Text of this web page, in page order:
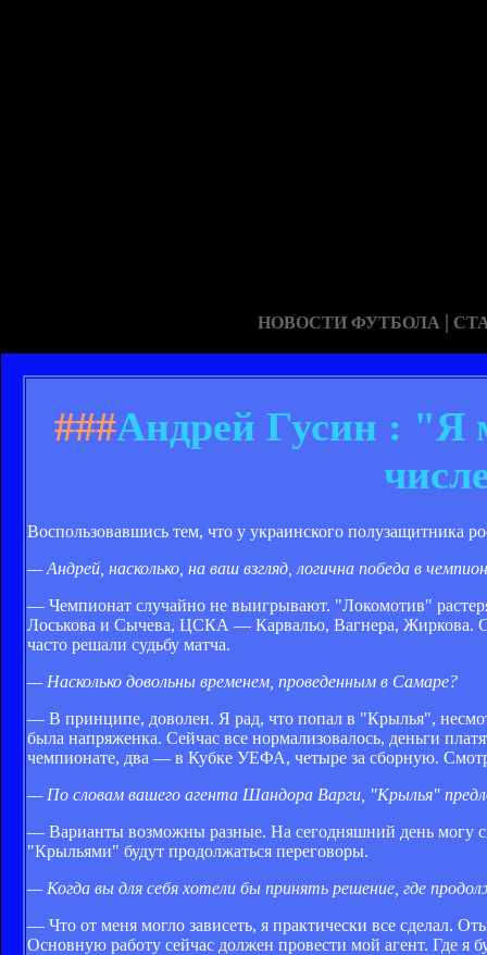
НОВОСТИ ФУТБОЛА |
###Андрей Гусин : "Я
Воспользовавшись тем, что у украинского полузащитника
— Андрей, насколько, на ваш взгляд, логична победа в
— Чемпионат случайно не выигрывают. "Локомотив"
Лоськова и Сычева, ЦСКА — Карвальо, Вагнера, Жиркова.
часто решали судьбу матча.
— Насколько довольны временем, проведенным в Самаре?
— В принципе, доволен. Я рад, что попал в "Крылья",
была напряженка. Сейчас все нормализовалось, деньги
чемпионате, два — в Кубке УЕФА, четыре за сборную.
— По словам вашего агента Шандора Варги, "Крылья"
— Варианты возможны разные. На сегодняшний день могу
"Крыльями" будут продолжаться переговоры.
— Когда вы для себя хотели бы принять решение, где
— Что от меня могло зависеть, я практически все сделал.
Основную работу сейчас должен провести мой агент. Где я